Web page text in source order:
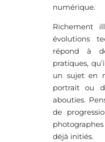
numérique.
Richement
évolutions
répond à
pratiques,
un sujet en
portrait ou
abouties.
de
déjà initiés.